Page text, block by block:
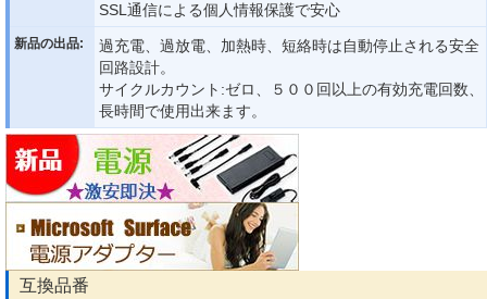
SSL通信による個人情報保護で安心
新品の出品:
過充電、過放電、加熱時、短絡時は自動停止される安全
回路設計。
サイクルカウント:ゼロ、５００回以上の有効充電回数、
長時間で使用出来ます。
互換品番